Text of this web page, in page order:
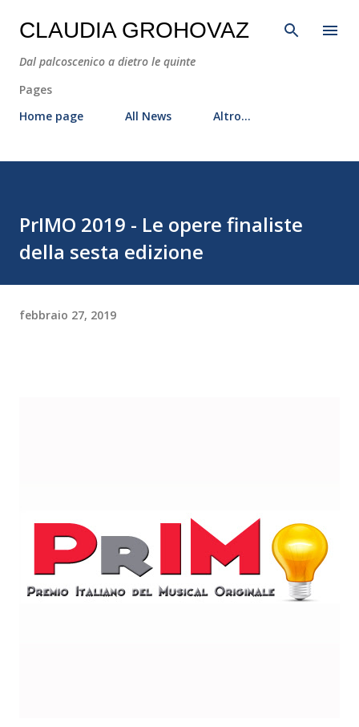
Passa ai contenuti principali
CLAUDIA GROHOVAZ
Dal palcoscenico a dietro le quinte
Pages
Home page
All News Altro…
PrIMO 2019 - Le opere finaliste
della sesta edizione
febbraio 27, 2019